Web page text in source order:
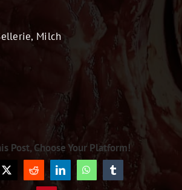
Milch
Post, Choose Your Platform!
X RedditLinkedInWhatsAppTumblr